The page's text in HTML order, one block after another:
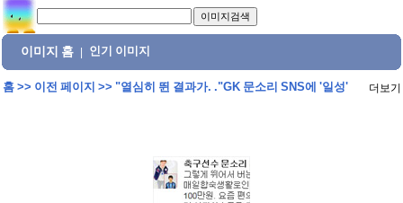
이미지 홈 인기 이미지
홈>> 이전 페이지 >> "열심히 뛴 결과가. ."GK 문소리 SNS에 '일성' 더보기